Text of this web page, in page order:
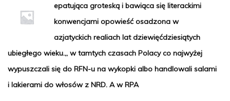
epatująca groteską i bawiąca się literackimi
konwencjami opowieść osadzona w
azjatyckich realiach lat dziewięćdziesiątych
ubiegłego wieku.„ w tamtych czasach Polacy co najwyżej
wypuszczali się do RFN-u na wykopki albo handlowali salami
i lakierami do włosów z NRD. A w RPA